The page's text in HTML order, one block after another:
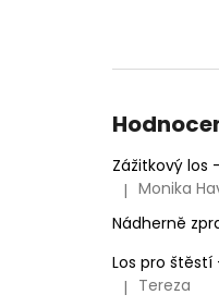
Zážitkový los
Hodnocení
| Monika
Nádherně
Los pro
Hodnocení
| Tereza